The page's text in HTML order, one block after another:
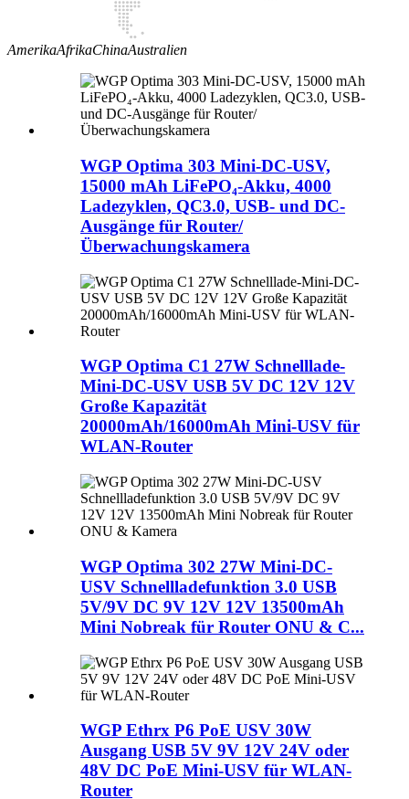
AmerikaAfrikaChinaAustralien
WGP Optima 303 Mini-DC-USV,
15000 mAh LiFePO₄-Akku, 4000
Ladezyklen, QC3.0, USB- und DC-
Ausgänge für Router/
Überwachungskamera
WGP Optima C1 27W Schnelllade-
Mini-DC-USV USB 5V DC 12V 12V
Große Kapazität
20000mAh/16000mAh Mini-USV für
WLAN-Router
WGP Optima 302 27W Mini-DC-
USV Schnellladefunktion 3.0 USB
5V/9V DC 9V 12V 12V 13500mAh
Mini Nobreak für Router ONU & C...
WGP Ethrx P6 PoE USV 30W
Ausgang USB 5V 9V 12V 24V oder
48V DC PoE Mini-USV für WLAN-
Router